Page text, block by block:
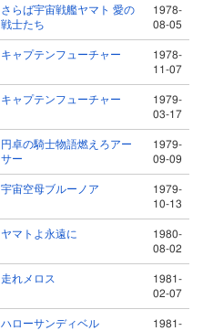
さらば宇宙戦艦ヤマト 愛の
戦士たち
1978-
08-05
キャプテンフューチャー
1978-
11-07
キャプテンフューチャー
1979-
03-17
円卓の騎士物語燃えろアー
サー
1979-
09-09
宇宙空母ブルーノア
1979-
10-13
ヤマトよ永遠に
1980-
08-02
走れメロス
1981-
02-07
ハローサンディベル
1981-